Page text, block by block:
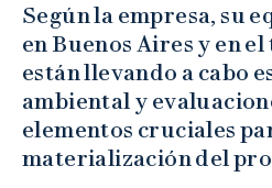
Según la empresa, su
en Buenos Aires y en
están llevando a cabo
ambiental y
elementos cruciales
materialización del